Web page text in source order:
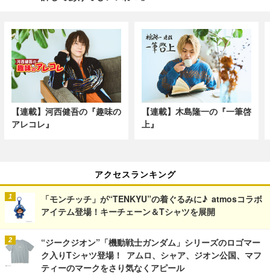
【連載】河西健吾の『趣味の
アレコレ』
【連載】木島隆一の『一筆啓
上』
アクセスランキング
「モンチッチ」が“TENKYU”の着ぐるみに♪ atmosコラボ
アイテム登場！キーチェーン＆Tシャツを展開
“ジークジオン”「機動戦士ガンダム」シリーズのロゴマー
ク入りTシャツ登場！ アムロ、シャア、ジオン公国、マフ
ティーのマークをさり気なくアピール